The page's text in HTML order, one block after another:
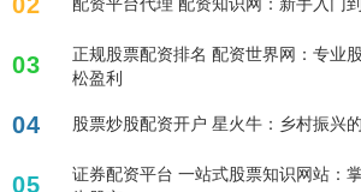
03
正规股票配资排名 配资世界网：专业
松盈利
04 股票炒股配资开户 星火牛：乡村振兴
05
证券配资平台 一站式股票知识网站：